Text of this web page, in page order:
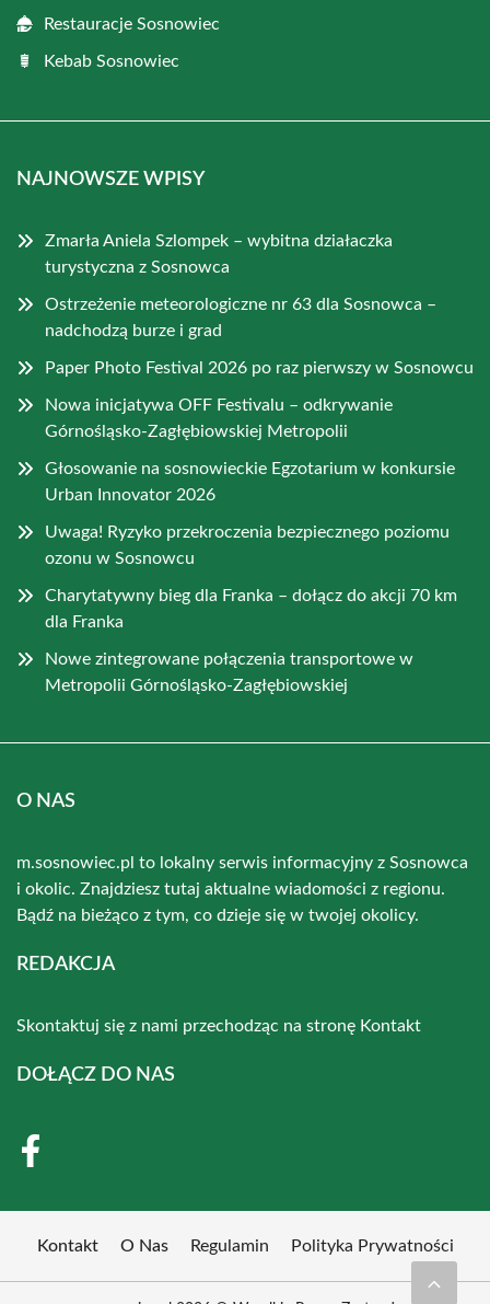
Restauracje Sosnowiec
Kebab Sosnowiec
NAJNOWSZE WPISY
Zmarła Aniela Szlompek – wybitna działaczka
turystyczna z Sosnowca
Ostrzeżenie meteorologiczne nr 63 dla Sosnowca –
nadchodzą burze i grad
Paper Photo Festival 2026 po raz pierwszy w Sosnowcu
Nowa inicjatywa OFF Festivalu – odkrywanie
Górnośląsko-Zagłębiowskiej Metropolii
Głosowanie na sosnowieckie Egzotarium w konkursie
Urban Innovator 2026
Uwaga! Ryzyko przekroczenia bezpiecznego poziomu
ozonu w Sosnowcu
Charytatywny bieg dla Franka – dołącz do akcji 70 km
dla Franka
Nowe zintegrowane połączenia transportowe w
Metropolii Górnośląsko-Zagłębiowskiej
O NAS
m.sosnowiec.pl to lokalny serwis informacyjny z Sosnowca
i okolic. Znajdziesz tutaj aktualne wiadomości z regionu.
Bądź na bieżąco z tym, co dzieje się w twojej okolicy.
REDAKCJA
Skontaktuj się z nami przechodząc na stronę Kontakt
DOŁĄCZ DO NAS
Kontakt O Nas Regulamin Polityka Prywatności